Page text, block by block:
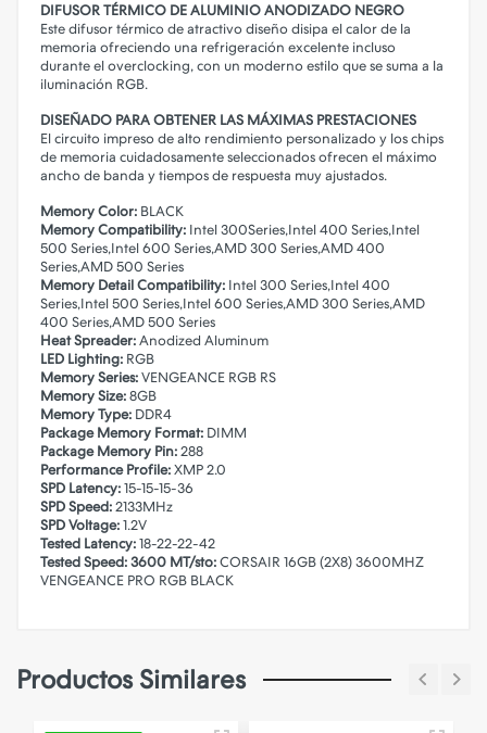
DIFUSOR TÉRMICO DE ALUMINIO ANODIZADO NEGRO
Este difusor térmico de atractivo diseño disipa el calor de la
memoria ofreciendo una refrigeración excelente incluso
durante el overclocking, con un moderno estilo que se suma a la
iluminación RGB.
DISEÑADO PARA OBTENER LAS MÁXIMAS PRESTACIONES
El circuito impreso de alto rendimiento personalizado y los chips
de memoria cuidadosamente seleccionados ofrecen el máximo
ancho de banda y tiempos de respuesta muy ajustados.
Memory Color: BLACK
Memory Compatibility: Intel 300Series,Intel 400 Series,Intel
500 Series,Intel 600 Series,AMD 300 Series,AMD 400
Series,AMD 500 Series
Memory Detail Compatibility: Intel 300 Series,Intel 400
Series,Intel 500 Series,Intel 600 Series,AMD 300 Series,AMD
400 Series,AMD 500 Series
Heat Spreader: Anodized Aluminum
LED Lighting: RGB
Memory Series: VENGEANCE RGB RS
Memory Size: 8GB
Memory Type: DDR4
Package Memory Format: DIMM
Package Memory Pin: 288
Performance Profile: XMP 2.0
SPD Latency: 15-15-15-36
SPD Speed: 2133MHz
SPD Voltage: 1.2V
Tested Latency: 18-22-22-42
Tested Speed: 3600 MT/sto: CORSAIR 16GB (2X8) 3600MHZ
VENGEANCE PRO RGB BLACK
Productos Similares